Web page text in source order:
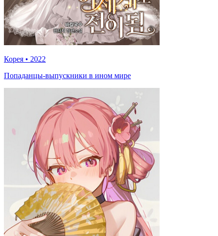
Корея • 2022
Попаданцы-выпускники в ином мире